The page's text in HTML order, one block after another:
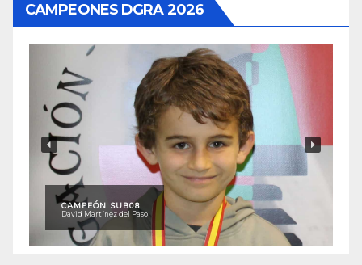
CAMPEONES DGRA 2026
CAMPEÓN SUB08
David Martínez del Paso